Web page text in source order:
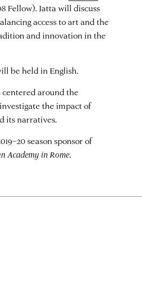
Fellow). Jatta will discuss
access to art and the
and innovation in the
be held in English.
centered around the
the impact of
its narratives.
season sponsor of
Academy in Rome.